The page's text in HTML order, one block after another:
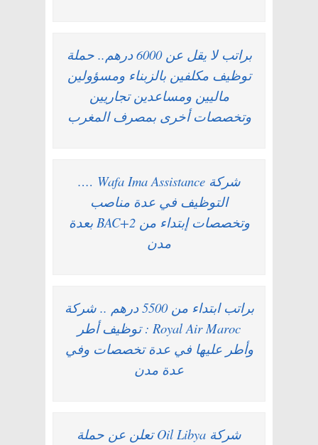
براتب لا يقل عن 6000 درهم.. حملة
توظيف مكلفين بالزبناء ومسؤولين
ماليين ومساعدين تجاريين
وتخصصات أخرى بمصرف المغرب
شركة Wafa Ima Assistance ….
التوظيف في عدة مناصب
وتخصصات إبتداء من BAC+2 بعدة
مدن
براتب ابتداء من 5500 درهم .. شركة
Royal Air Maroc : توظيف أطر
وأطر عليها في عدة تخصصات وفي
عدة مدن
شركة Oil Libya تعلن عن حملة